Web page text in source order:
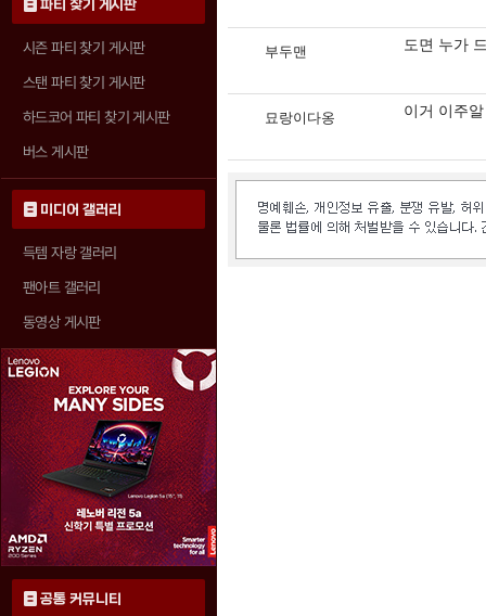
파티 찾기 게시판
시즌 파티 찾기 게시판
스탠 파티 찾기 게시판
하드코어 파티 찾기 게시판
버스 게시판
미디어 갤러리
득템 자랑 갤러리
팬아트 갤러리
동영상 게시판
공통 커뮤니티
부두맨 도면 누가
묘랑이다옹 이거 이주